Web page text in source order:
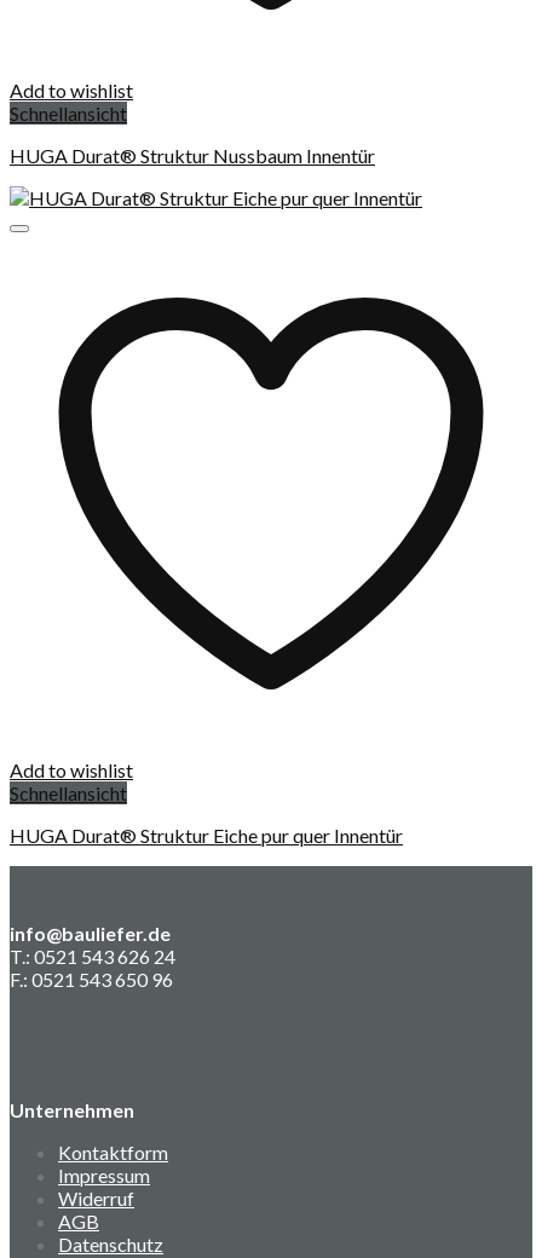
Add to wishlist
Schnellansicht
HUGA Durat® Struktur Nussbaum Innentür
Add to wishlist
Schnellansicht
HUGA Durat® Struktur Eiche pur quer Innentür
info@bauliefer.de
T.: 0521 543 626 24
F.: 0521 543 650 96
Unternehmen
Kontaktform
Impressum
Widerruf
AGB
Datenschutz